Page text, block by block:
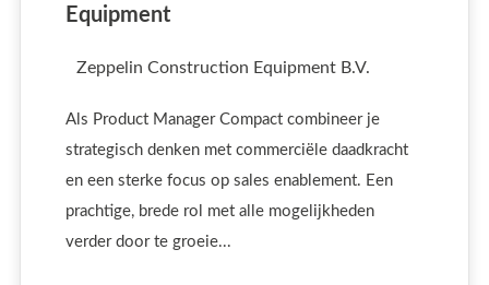
Equipment
Zeppelin Construction Equipment B.V.
Als Product Manager Compact combineer je
strategisch denken met commerciële daadkracht
en een sterke focus op sales enablement. Een
prachtige, brede rol met alle mogelijkheden
verder door te groeie...